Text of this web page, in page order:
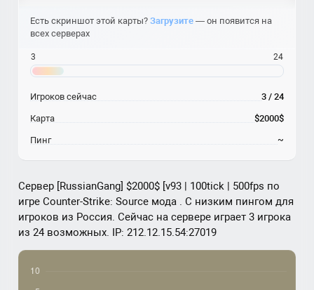
Сервер [RussianGang] $2000$ [v93 | 100tick | 500fps по
игре Counter-Strike: Source мода . С низким пингом для
игроков из Россия. Сейчас на сервере играет 3 игрока
из 24 возможных. IP: 212.12.15.54:27019
Есть скриншот этой карты? Загрузите — он появится на
всех серверах
3 24
Игроков сейчас 3 / 24
Карта $2000$
Пинг ~